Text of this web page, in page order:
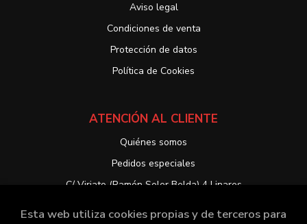
Aviso legal
Condiciones de venta
Protección de datos
Política de Cookies
ATENCIÓN AL CLIENTE
Quiénes somos
Pedidos especiales
C/ Viriato (Ramón Soler Belda) 4 Linares
Esta web utiliza cookies propias y de terceros para